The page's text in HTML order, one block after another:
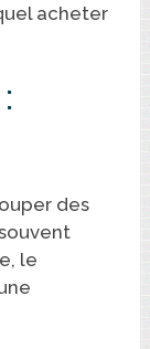
acheter
des
le